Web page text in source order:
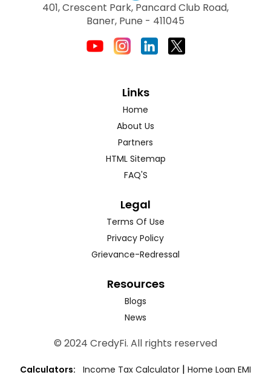
401, Crescent Park, Pancard Club Road,
Baner, Pune - 411045
Links
Home
About Us
Partners
HTML Sitemap
FAQ'S
Legal
Terms Of Use
Privacy Policy
Grievance-Redressal
Resources
Blogs
News
© 2024 CredyFi. All rights reserved
Calculators: Income Tax Calculator | Home Loan EMI